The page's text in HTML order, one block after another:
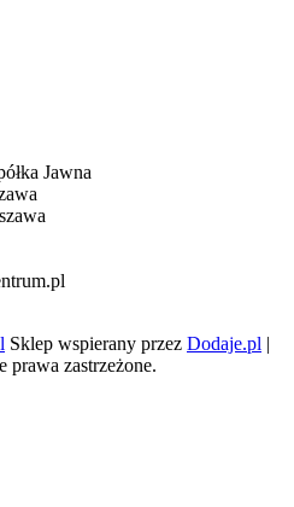
Jawna
Sklep wspierany przez Dodaje.pl |
prawa zastrzeżone.